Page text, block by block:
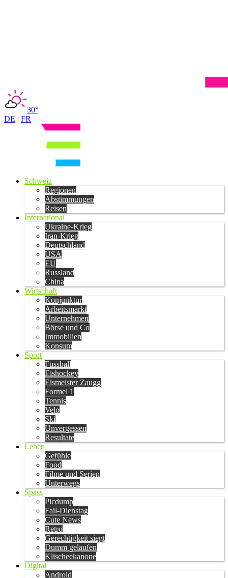
30°
DE | FR
Schweiz
Regionen
Abstimmungen
Reisen
International
Ukraine-Krieg
Iran-Krieg
Deutschland
USA
EU
Russland
China
Wirtschaft
Konjunktur
Arbeitsmarkt
Unternehmen
Börse und Co
Immobilien
Konsum
Sport
Fussball
Eishockey
Eismeister Zaugg
Formel 1
Tennis
Velo
Ski
Unvergessen
Resultate
Leben
Gefühle
Food
Filme und Serien
Unterwegs
Spass
Picdump
Fail-Dienstag
Cute News
Retro
Gerechtigkeit siegt
Dumm gelaufen
Klischeekanone
Digital
Android